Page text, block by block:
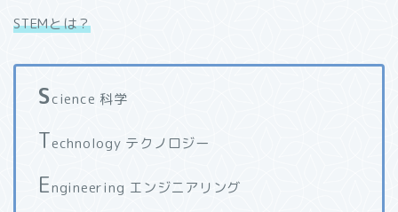
STEMとは？
Science 科学
Technology テクノロジー
Engineering エンジニアリング